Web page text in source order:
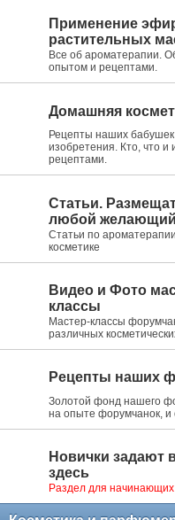
Применение
растительных
Все об ароматерапии.
опытом и рецептами.
Домашняя
Рецепты наших
изобретения. Кто, что
рецептами.
Статьи.
любой желающий
Статьи по
косметике
Видео и Фото
классы
Мастер-классы
различных
Рецепты наших
Золотой фонд нашего
на опыте форумчанок,
Новички задают
здесь
Раздел для начинающих